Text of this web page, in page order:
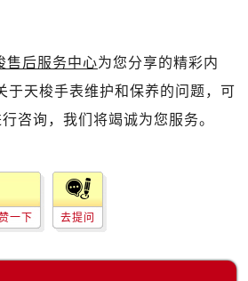
售后服务中心为您分享的精彩内
于天梭手表维护和保养的问题，可
咨询，我们将竭诚为您服务。
一下 去提问